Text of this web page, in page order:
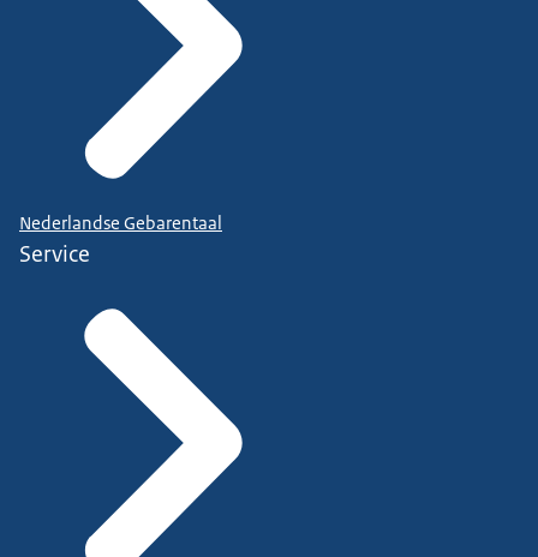
Nederlandse Gebarentaal
Service